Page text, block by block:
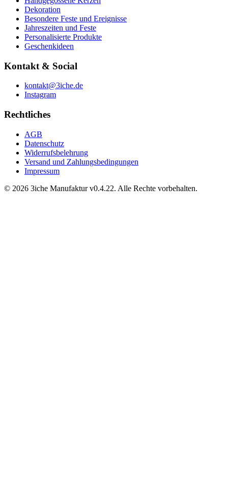
Dekoration
Besondere Feste und Ereignisse
Jahreszeiten und Feste
Personalisierte Produkte
Geschenkideen
Kontakt & Social
kontakt@3iche.de
Instagram
Rechtliches
AGB
Datenschutz
Widerrufsbelehrung
Versand und Zahlungsbedingungen
Impressum
© 2026 3iche Manufaktur v0.4.22. Alle Rechte vorbehalten.